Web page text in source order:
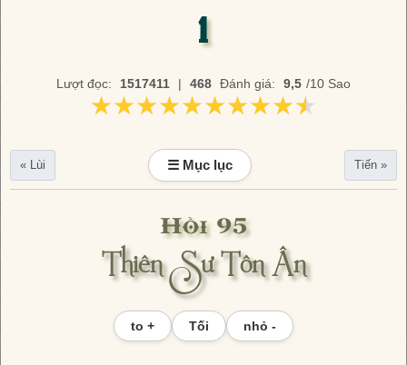
1
Lượt đọc: 1517411 | 468 Đánh giá: 9,5 /10 Sao
★★★★★★★★★★
★★★★★★★★★★
« Lùi ☰ Mục lục Tiến »
Hồi 95
Thiên Sư Tôn Ân
to + Tối nhỏ -